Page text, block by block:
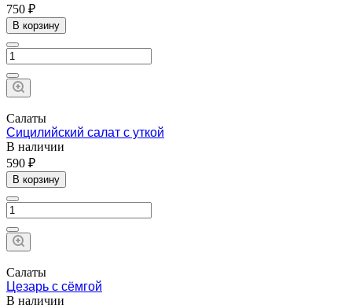
750 ₽
В корзину
Салаты
Сицилийский салат с уткой
В наличии
590 ₽
В корзину
Салаты
Цезарь с сёмгой
В наличии